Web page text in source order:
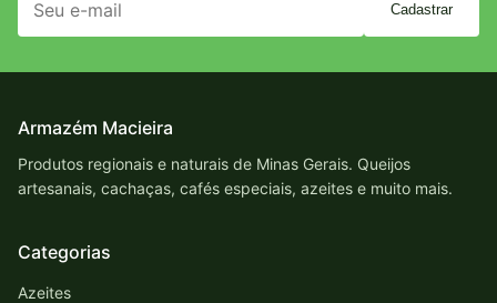
Cadastrar
Armazém Macieira
Produtos regionais e naturais de Minas Gerais. Queijos
artesanais, cachaças, cafés especiais, azeites e muito mais.
Categorias
Azeites